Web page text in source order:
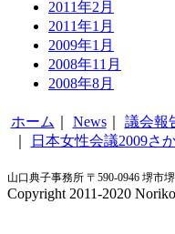
2011年2月
2011年1月
2009年1月
2008年11月
2008年8月
ホーム News｜ 議会報
日本女性会議2009さ
山口典子事務所 〒590-0946 堺
Copyright 2011-2020